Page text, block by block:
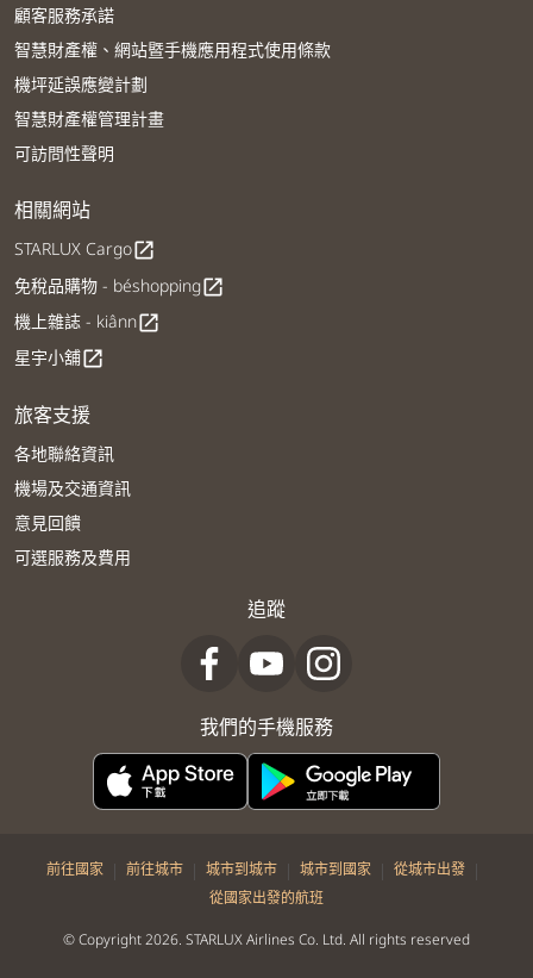
顧客服務承諾
智慧財產權、網站暨手機應用程式使用條款
機坪延誤應變計劃
智慧財產權管理計畫
可訪問性聲明
相關網站
STARLUX Cargoopen_in_new
免稅品購物 - béshoppingopen_in_new
機上雜誌 - kiânnopen_in_new
星宇小舖open_in_new
旅客支援
各地聯絡資訊
機場及交通資訊
意見回饋
可選服務及費用
追蹤
我們的手機服務
前往國家 | 前往城市 | 城市到城市 | 城市到國家 | 從城市出發 |
從國家出發的航班
© Copyright 2026. STARLUX Airlines Co. Ltd. All rights reserved